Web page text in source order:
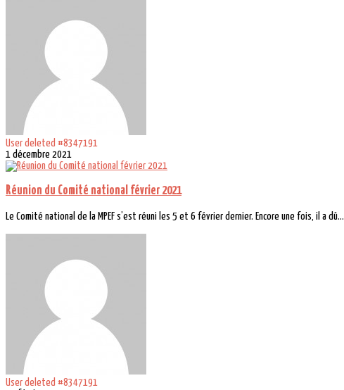
User deleted #8347191
1 décembre 2021
Réunion du Comité national février 2021
Le Comité national de la MPEF s’est réuni les 5 et 6 février dernier. Encore une fois, il a dû...
User deleted #8347191